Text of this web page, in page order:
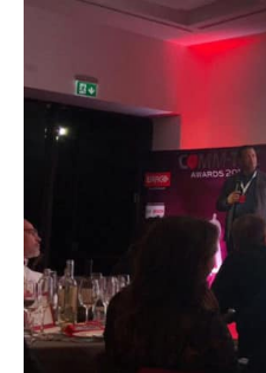
Corporate Identity